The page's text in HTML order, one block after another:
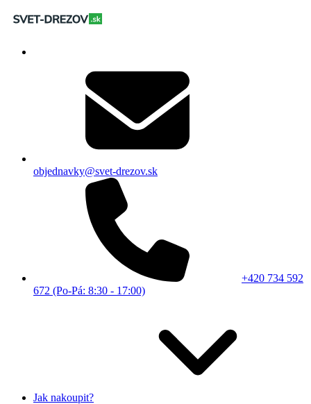
objednavky@svet-drezov.sk
+420 734 592
672 (Po-Pá: 8:30 - 17:00)
Jak nakoupit?